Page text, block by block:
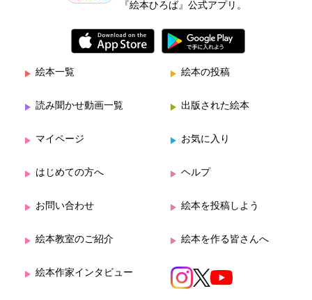
『絵本ひろば』公式アプリ。
絵本一覧 絵本の投稿
読み聞かせ動画一覧 出版された絵本
マイページ お気に入り
はじめての方へ ヘルプ
お問い合わせ 絵本を投稿しよう
絵本教室のご紹介 絵本を作る皆さんへ
絵本作家インタビュー